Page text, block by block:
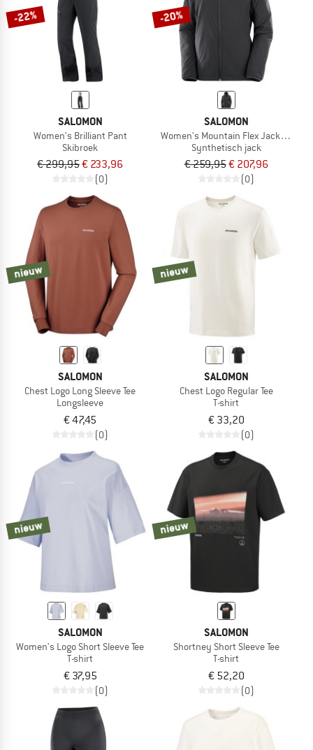
-22%
SALOMON
Women's Brilliant Pant
Skibroek
€ 299,95€ 233,96
(0)
-20%
SALOMON
Women's Mountain Flex Jacket
Synthetisch jack
€ 259,95€ 207,96
(0)
nieuw
SALOMON
Chest Logo Long Sleeve Tee
Longsleeve
€ 47,45
(0)
nieuw
SALOMON
Chest Logo Regular Tee
T-shirt
€ 33,20
(0)
nieuw
SALOMON
Women's Logo Short Sleeve Tee
T-shirt
€ 37,95
(0)
nieuw
SALOMON
Shortney Short Sleeve Tee
T-shirt
€ 52,20
(0)